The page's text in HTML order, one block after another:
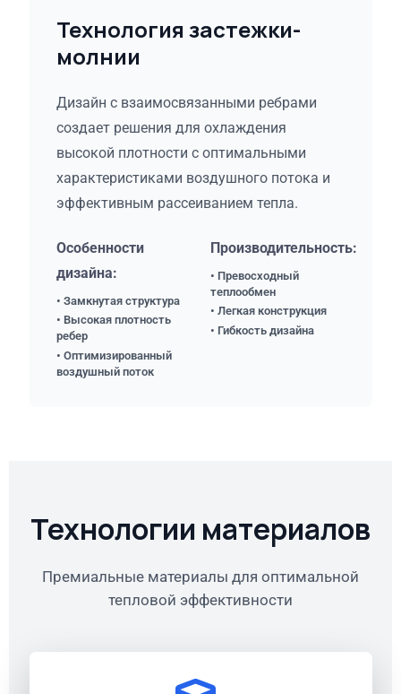
Технология застежки-
молнии
Дизайн с взаимосвязанными ребрами
создает решения для охлаждения
высокой плотности с оптимальными
характеристиками воздушного потока и
эффективным рассеиванием тепла.
Особенности
дизайна:
• Замкнутая структура
• Высокая плотность
ребер
• Оптимизированный
воздушный поток
Производительность:
• Превосходный
теплообмен
• Легкая конструкция
• Гибкость дизайна
Технологии материалов
Премиальные материалы для оптимальной
тепловой эффективности